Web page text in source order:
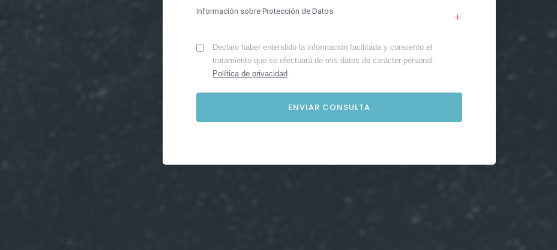
Información sobre Protección de Datos
Declaro haber entendido la información facilitada y consiento el
tratamiento que se efectuará de mis datos de carácter personal.
Política de privacidad.